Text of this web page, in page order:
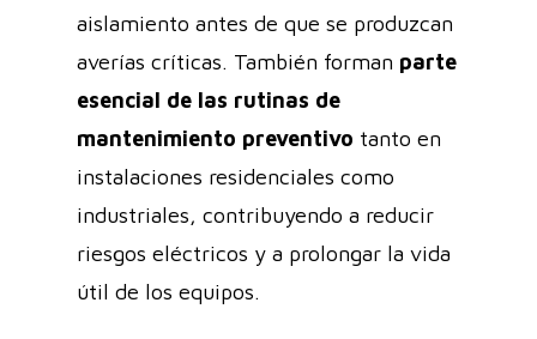
aislamiento antes de que se produzcan
averías críticas. También forman parte
esencial de las rutinas de
mantenimiento preventivo tanto en
instalaciones residenciales como
industriales, contribuyendo a reducir
riesgos eléctricos y a prolongar la vida
útil de los equipos.